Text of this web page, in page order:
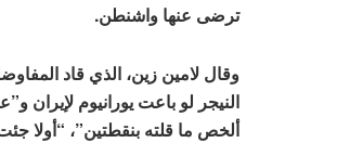
ترضى عنها واشنطن.
وقال لامين زين، الذي قاد
النيجر لو باعت يورانيوم لإيران
ألخص ما قلته بنقطتين”، “أولا